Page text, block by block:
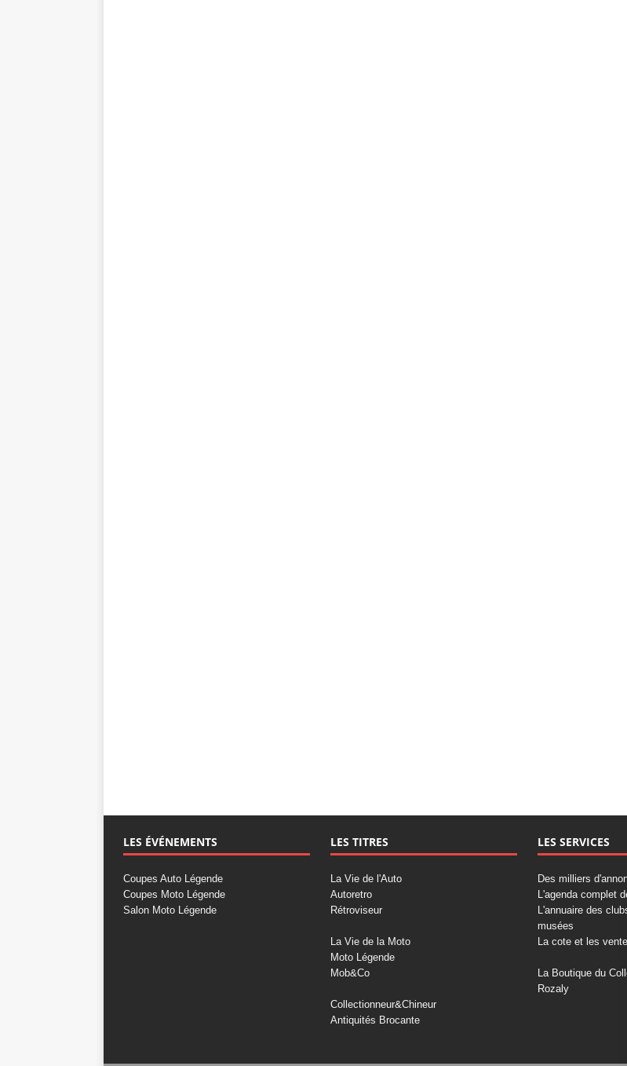
LES ÉVÉNEMENTS
Coupes Auto Légende
Coupes Moto Légende
Salon Moto Légende
LES TITRES
La Vie de l'Auto
Autoretro
Rétroviseur
La Vie de la Moto
Moto Légende
Mob&Co
Collectionneur&Chineur
Antiquités Brocante
LES SERVICES
Des milliers
L'agenda complet
L'annuaire des
musées
La cote et les
La Boutique du
Rozaly